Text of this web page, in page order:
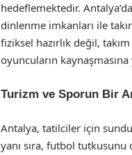
hedeflemektedir.
dinlenme imkanları ile
fiziksel hazırlık değil,
oyuncuların kaynaşmasına
Turizm ve Sporun Bir
Antalya, tatilciler için
yanı sıra, futbol tutkusunu